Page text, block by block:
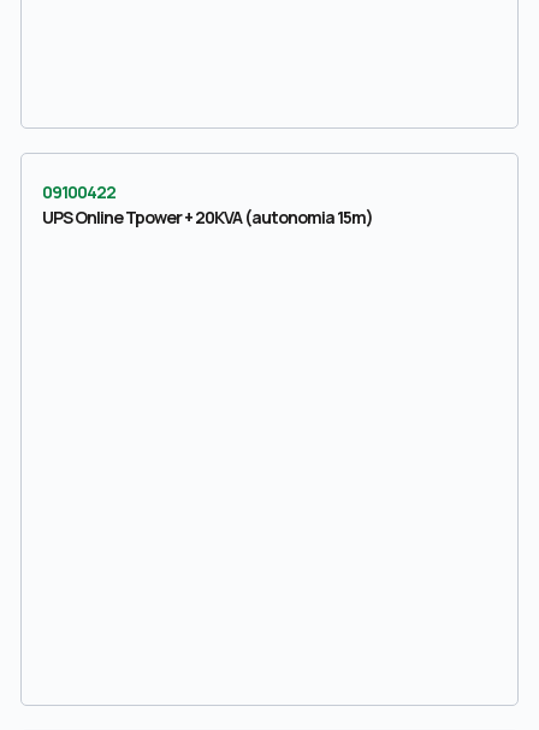
09100422
UPS Online Tpower + 20KVA (autonomia 15m)